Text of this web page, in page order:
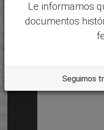
Le informamos
documentos
Seguimos